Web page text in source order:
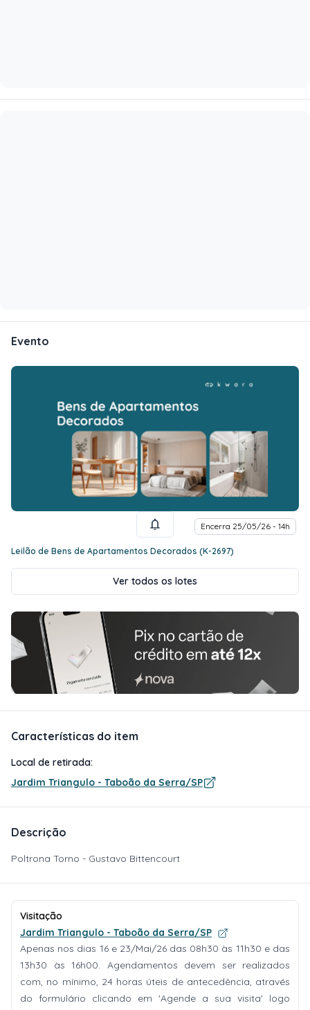
Evento
Encerra 25/05/26 - 14h
Leilão de Bens de Apartamentos Decorados (K-2697)
Ver todos os lotes
Características do item
Local de retirada:
Jardim Triangulo - Taboão da Serra/SP
Descrição
Poltrona Torno - Gustavo Bittencourt
Visitação
Jardim Triangulo - Taboão da Serra/SP
Apenas nos dias 16 e 23/Mai/26 das 08h30 às 11h30 e das
13h30 às 16h00. Agendamentos devem ser realizados
com, no mínimo, 24 horas úteis de antecedência, através
do formulário clicando em 'Agende a sua visita' logo